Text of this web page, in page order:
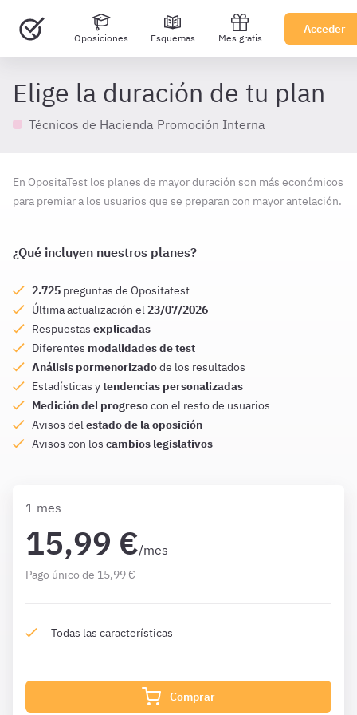
Oposiciones Esquemas Mes gratis
Acceder
Elige la duración de tu plan
Técnicos de Hacienda Promoción Interna
En OpositaTest los planes de mayor duración son más económicos
para premiar a los usuarios que se preparan con mayor antelación.
¿Qué incluyen nuestros planes?
2.725 preguntas de Opositatest
Última actualización el23/07/2026
Respuestas explicadas
Diferentes modalidades de test
Análisis pormenorizadode los resultados
Estadísticas ytendencias personalizadas
Medición del progresocon el resto de usuarios
Avisos delestado de la oposición
Avisos con los cambios legislativos
1 mes
15,99 €/mes
Pago único de 15,99 €
Todas las características
Comprar